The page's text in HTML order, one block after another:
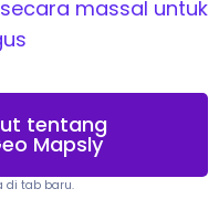
massal untuk
tentang
Mapsly
di tab baru.